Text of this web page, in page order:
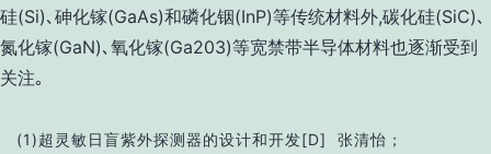
硅(Si)､砷化镓(GaAs)和磷化铟(InP)等传统材料外,碳化硅(SiC)､
氮化镓(GaN)､氧化镓(Ga203)等宽禁带半导体材料也逐渐受到
关注｡
(1)超灵敏日盲紫外探测器的设计和开发[D] 张清怡；